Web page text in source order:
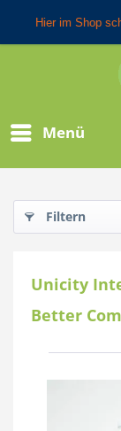
Menü
Filtern
Unicity
Better